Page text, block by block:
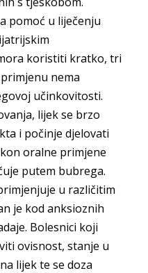
pomoć u liječenju
koristiti kratko, tri
nema
učinkovitosti.
lijek se brzo
i počinje djelovati
oralne primjene
putem bubrega.
u različitim
je kod anksioznih
Bolesnici koji
ovisnost, stanje u
lijek te se doza